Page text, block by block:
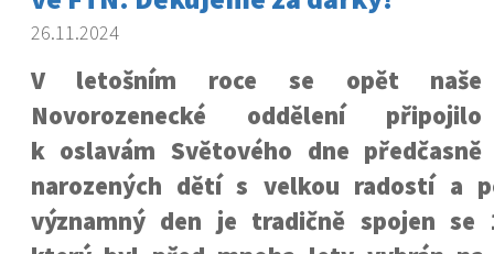
26.11.2024
V letošním roce se opět naše
Novorozenecké oddělení připojilo
k oslavám Světového dne předčasně
narozených dětí s velkou radostí a
významný den je tradičně spojen se